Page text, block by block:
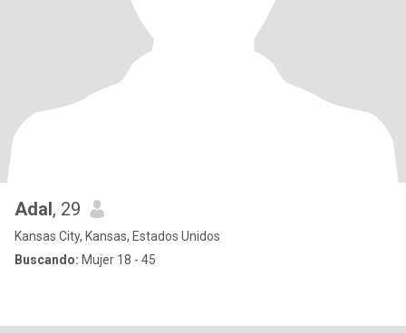
Adal, 29
Kansas City, Kansas, Estados Unidos
Buscando: Mujer 18 - 45